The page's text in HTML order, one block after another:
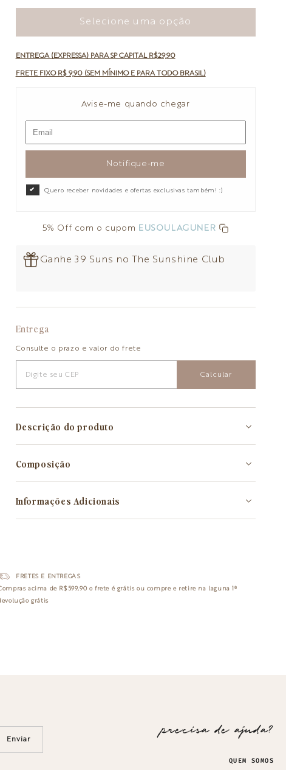
Selecione uma opção
ENTREGA (EXPRESSA) PARA SP CAPITAL R$29,90
FRETE FIXO R$ 9,90 (SEM MÍNIMO E PARA TODO BRASIL)
Avise-me quando chegar
Notifique-me
Quero receber novidades e ofertas exclusivas também! :)
5% Off com o cupom EUSOULAGUNER
Ganhe 39 Suns no The Sunshine Club
Entrega
Consulte o prazo e valor do frete
Calcular
Descrição do produto
Composição
Informações Adicionais
FRETES E ENTREGAS
acima de R$599,90 ofrete é grátisou compre e retire na laguna1ª
grátis
Enviar precisa de ajuda?
QUEM SOMOS